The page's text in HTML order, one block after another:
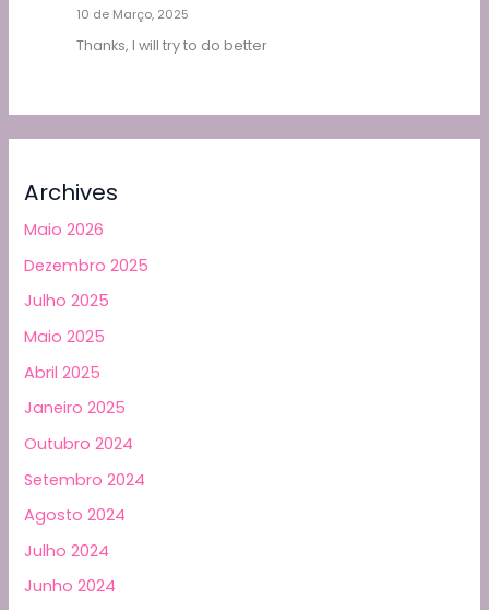
10 de Março, 2025
Thanks, I will try to do better
Archives
Maio 2026
Dezembro 2025
Julho 2025
Maio 2025
Abril 2025
Janeiro 2025
Outubro 2024
Setembro 2024
Agosto 2024
Julho 2024
Junho 2024